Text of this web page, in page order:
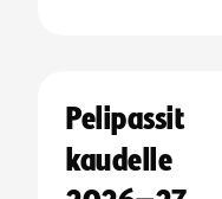
Pelipassit
kaudelle